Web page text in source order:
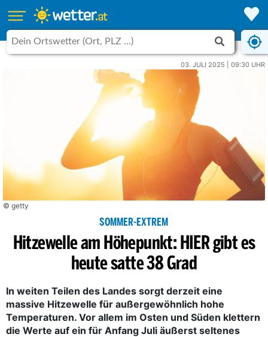
03. JULI 2025 | 09:30 UHR
© getty
SOMMER-EXTREM
Hitzewelle am Höhepunkt: HIER gibt es
heute satte 38 Grad
In weiten Teilen des Landes sorgt derzeit eine
massive Hitzewelle für außergewöhnlich hohe
Temperaturen. Vor allem im Osten und Süden klettern
die Werte auf ein für Anfang Juli äußerst seltenes